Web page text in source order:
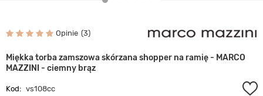
Opinie 3
Miękka torba zamszowa skórzana shopper na ramię - MARCO
MAZZINI - ciemny brąz
Kod: vs108cc